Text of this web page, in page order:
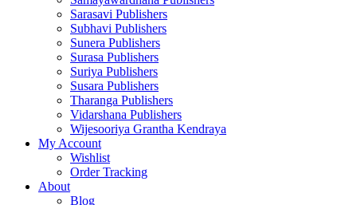
Sarasavi Publishers
Subhavi Publishers
Sunera Publishers
Surasa Publishers
Suriya Publishers
Susara Publishers
Tharanga Publishers
Vidarshana Publishers
Wijesooriya Grantha Kendraya
My Account
Wishlist
Order Tracking
About
Blog